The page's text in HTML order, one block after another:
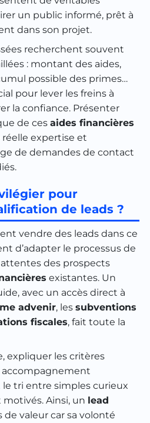
un public informé, prêt à
dans son projet.
recherchent souvent
: montant des aides,
possible des primes…
pour lever les freins à
la confiance. Présenter
de ces aides financières
expertise et
de demandes de contact
pour
de leads ?
vendre des leads dans ce
d’adapter le processus de
des prospects
existantes. Un
avec un accès direct à
advenir, les subventions
fiscales, fait toute la
expliquer les critères
accompagnement
tri entre simples curieux
Ainsi, un lead
valeur car sa volonté